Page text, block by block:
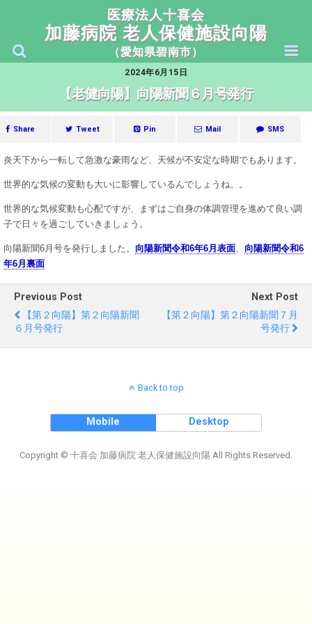
医療法人十喜会
2024年6月15日
【老健向陽】向陽新聞６月号発行
Share Tweet Pin Mail SMS
炎天下から一転して急激な豪雨など、天候が不安定な時期でもあります。
世界的な気候の変動も大いに影響しているんでしょうね。。
世界的な気候変動も心配ですが、まずはご自身の体調管理を進めて良い調
子で日々を過ごしていきましょう。
向陽新聞6月号を発行しました。 向陽新聞令和6年6月表面、 向陽新聞令和6
年6月裏面
Previous Post
【第２向陽】第２向陽新聞
６月号発行
Next Post
【第２向陽】第２向陽新聞７月
号発行
Back to top
Mobile Desktop
Copyright © 十喜会 加藤病院 老人保健施設向陽 All Rights Reserved.